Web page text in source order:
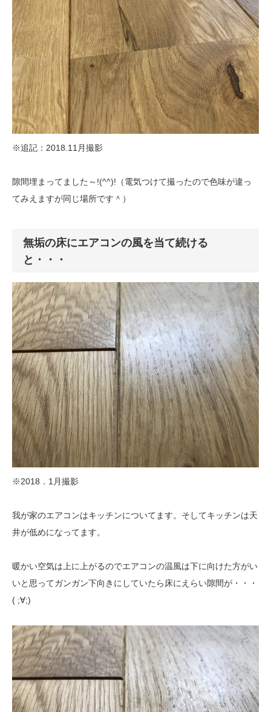
※追記：2018.11月撮影
隙間埋まってました～!(^^)!（電気つけて撮ったので色味が違っ
てみえますが同じ場所です＾）
無垢の床にエアコンの風を当て続ける
と・・・
※2018．1月撮影
我が家のエアコンはキッチンについてます。そしてキッチンは天
井が低めになってます。
暖かい空気は上に上がるのでエアコンの温風は下に向けた方がい
いと思ってガンガン下向きにしていたら床にえらい隙間が・・・
( ;∀;)